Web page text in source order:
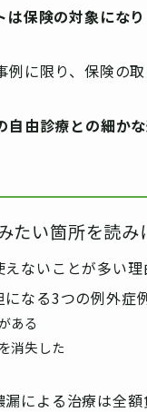
は保険の対象にな
に限り、保険の
自由診療との細か
たい箇所を読み
ないことが多い理
なる3つの例外症
ある
消失した
による治療は全額